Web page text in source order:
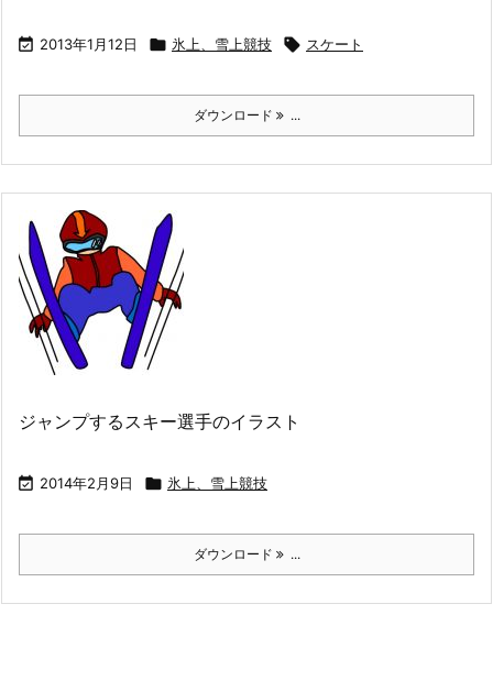
 2013年1月12日  氷上、雪上競技  スケート
ダウンロード ...
ジャンプするスキー選手のイラスト
 2014年2月9日  氷上、雪上競技
ダウンロード ...